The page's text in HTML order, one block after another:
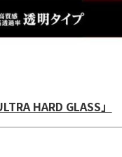
HARD GLASS」